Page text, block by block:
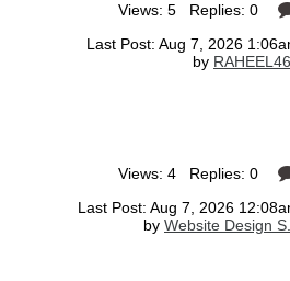
Views: 5 Replies: 0
Last Post: Aug 7, 2026
by
Views: 4 Replies: 0
Last Post: Aug 7, 2026
by Website Design S...